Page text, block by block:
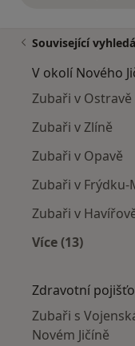
Související
V okolí Nového
Zubaři v Ostravě
Zubaři v Zlíně
Zubaři v Opavě
Zubaři v Frýdku-
Zubaři v
Více (13)
Zdravotní
Zubaři s
Novém Jičíně